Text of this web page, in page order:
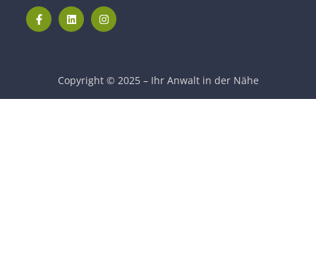
Copyright © 2025 – Ihr Anwalt in der Nähe